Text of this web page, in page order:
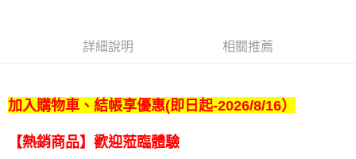
每筆NT$80，滿NT$990(含以上)免運費
免運費
詳細說明 相關推薦
加入購物車、結帳享優惠(即日起-2026/8/16）
【熱銷商品】歡迎蒞臨體驗